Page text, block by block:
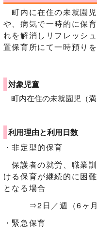
町内に在住の未就園
や、病気で一時的に保
れを解消しリフレッシ
置保育所にて一時預り
対象児童
町内在住の未就園児（満
利用理由と利用日数
・非定型的保育
保護者の就労、職業
ける保育が継続的に困
となる場合
⇒2日／週（6ヶ月
・緊急保育